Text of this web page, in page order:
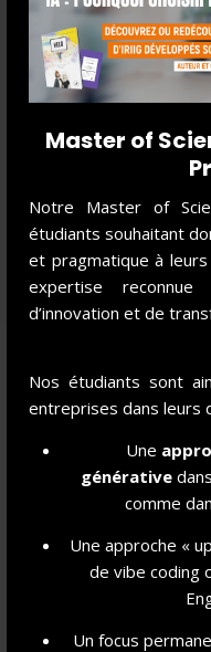
Master of
Notre Master of
étudiants souhaitant
et pragmatique à
expertise
d’innovation et de
Nos étudiants sont
entreprises dans leurs
Une
générative
comme
Une approche «
de vibe coding
Un focus
Mastères Spécialisés,
centrés